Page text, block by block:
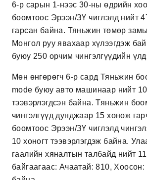
6-р сарын 1-нээс 30-ны өдрийн
боомтоос Эрээн/ЗҮ чиглэлд нийт
гарсан байна. Тяньжин төмөр
Монгол руу явахаар хүлээгдэж
буюу 250 орчим чингэлгүүдийн
Мөн өнгөрөгч 6-р сард Тяньжин
mode буюу авто машинаар нийт
тээвэрлэгдсэн байна. Тяньжин
чингэлгүүд дунджаар 15 хонож
боомтоос Эрээн/ЗҮ чиглэлд
10 хоногт тээвэрлэгдэж байна.
гаал​ийн хяналтын талбайд нийт
байгаагаас: Ачаатай: 810, Хоосон: